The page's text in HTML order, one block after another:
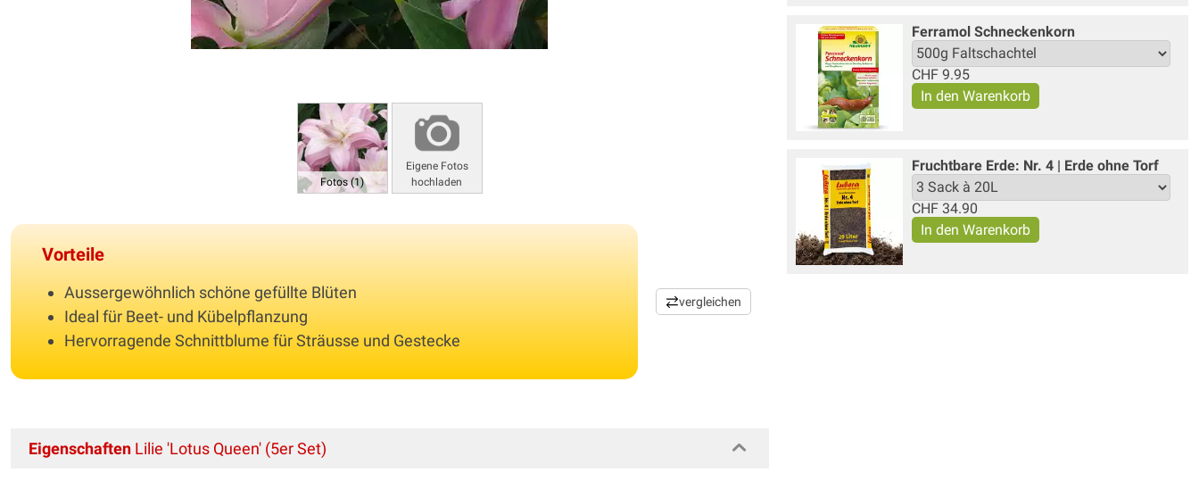
Fotos (1)
Eigene Fotos
hochladen
Vorteile
Aussergewöhnlich schöne gefüllte Blüten
Ideal für Beet- und Kübelpflanzung
Hervorragende Schnittblume für Sträusse und Gestecke
vergleichen
Ferramol Schneckenkorn
CHF 9.95
Fruchtbare Erde: Nr. 4 | Erde ohne Torf
CHF 34.90
Eigenschaften Lilie 'Lotus Queen' (5er Set)